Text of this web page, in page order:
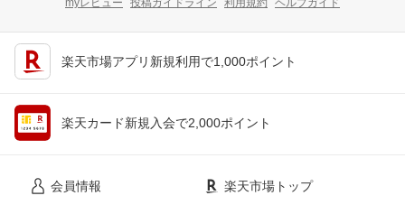
楽天市場アプリ新規利用で1,000ポイント
楽天カード新規入会で2,000ポイント
会員情報 楽天市場トップ